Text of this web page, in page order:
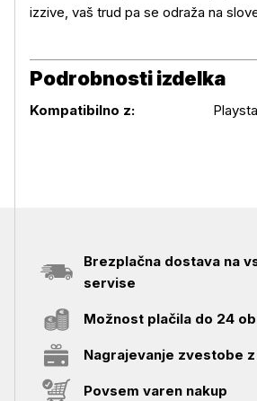
izzive, vaš trud pa se odraža na
Podrobnosti izdelka
Podrobnosti izdelka
Kompatibilno z:
Brezplačna dostava na
servise
Možnost plačila do 24
Nagrajevanje zvestobe
Povsem varen nakup